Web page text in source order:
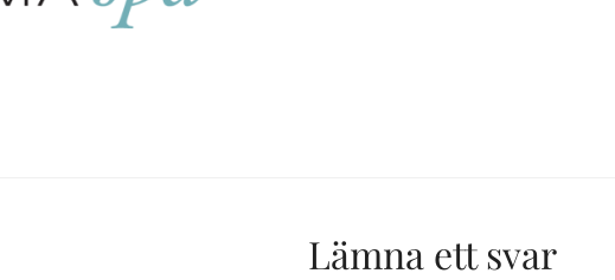
Lämna ett svar